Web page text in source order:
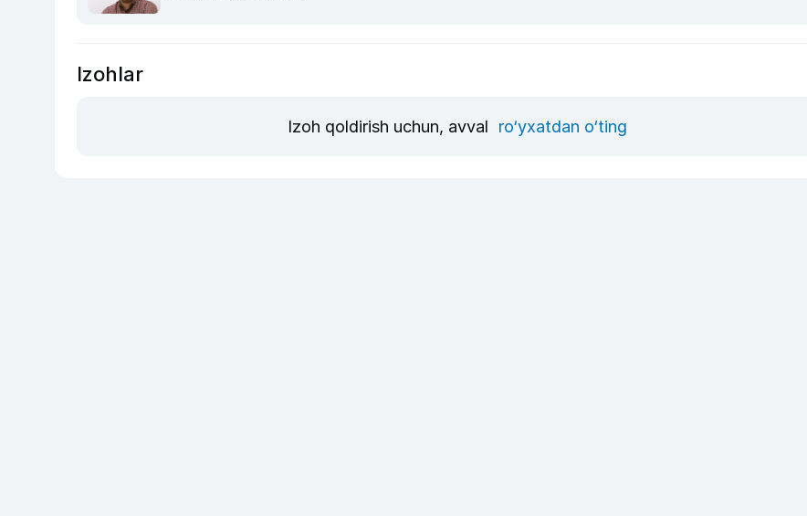
Izohlar
Izoh qoldirish uchun, avval ro‘yxatdan o‘ting